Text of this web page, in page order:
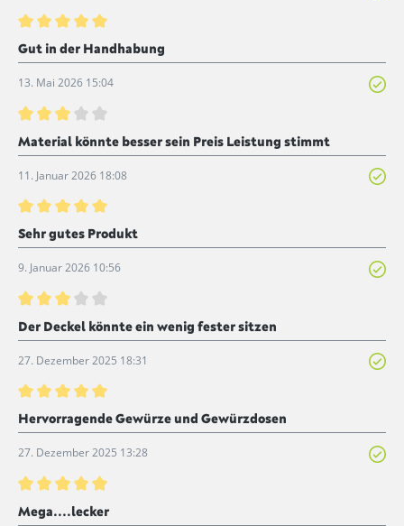
Bewertung mit 5 von 5 Sternen
Gut in der Handhabung
13. Mai 2026 15:04
Bewertung mit 3 von 5 Sternen
Material könnte besser sein Preis Leistung stimmt
11. Januar 2026 18:08
Bewertung mit 5 von 5 Sternen
Sehr gutes Produkt
9. Januar 2026 10:56
Bewertung mit 3 von 5 Sternen
Der Deckel könnte ein wenig fester sitzen
27. Dezember 2025 18:31
Bewertung mit 5 von 5 Sternen
Hervorragende Gewürze und Gewürzdosen
27. Dezember 2025 13:28
Bewertung mit 5 von 5 Sternen
Mega....lecker